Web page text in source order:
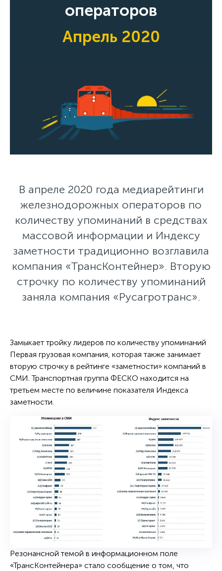
операторов
Апрель 2020
В апреле 2020 года медиарейтинги
железнодорожных операторов по
количеству упоминаний в средствах
массовой информации и Индексу
заметности традиционно возглавила
компания «ТрансКонтейнер». Вторую
строчку по количеству упоминаний
заняла компания «Русагротранс».
Замыкает тройку лидеров по количеству упоминаний
Первая грузовая компания, которая также занимает
вторую строчку в рейтинге «заметности» компаний в
СМИ. Транспортная группа ФЕСКО находится на
третьем месте по величине показателя Индекса
заметности.
Резонансной темой в информационном поле
«ТрансКонтейнера» стало сообщение о том, что